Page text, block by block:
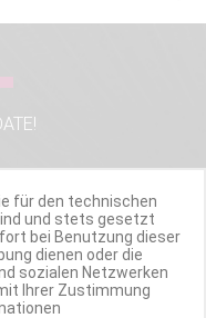
für den technischen
und stets gesetzt
bei Benutzung dieser
dienen oder die
sozialen Netzwerken
Ihrer Zustimmung